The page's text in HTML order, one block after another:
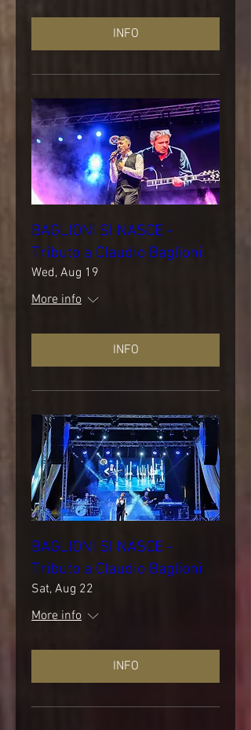
INFO
BAGLIONI SI NASCE -
Tributo a Claudio Baglioni
Wed, Aug 19
More info
INFO
BAGLIONI SI NASCE -
Tributo a Claudio Baglioni
Sat, Aug 22
More info
INFO